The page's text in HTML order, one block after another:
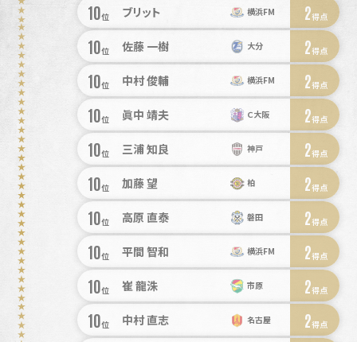
10位 ブリット 横浜FM 2得点
10位 佐藤 一樹 大分 2得点
10位 中村 俊輔 横浜FM 2得点
10位 眞中 靖夫 Ｃ大阪 2得点
10位 三浦 知良 神戸 2得点
10位 加藤 望 柏 2得点
10位 高原 直泰 磐田 2得点
10位 平間 智和 横浜FM 2得点
10位 崔 龍洙 市原 2得点
10位 中村 直志 名古屋 2得点